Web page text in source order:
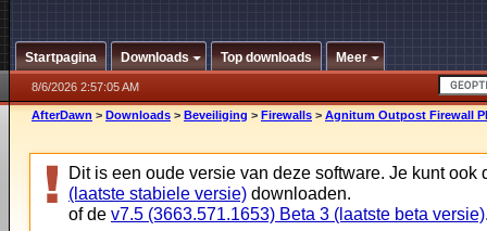
Startpagina Downloads Top downloads Meer
8/6/2026 2:57:05 AM
AfterDawn > Downloads > Beveiliging > Firewalls > Agnitum Outpost Firewall
Dit is een oude versie van deze software. Je kunt ook
(laatste stabiele versie) downloaden.
of de v7.5 (3663.571.1653) Beta 3 (laatste beta versie)